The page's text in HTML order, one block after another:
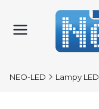
NEO-LED Lampy LED